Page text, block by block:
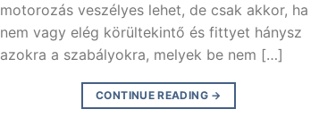
motorozás veszélyes lehet, de csak akkor, ha
nem vagy elég körültekintő és fittyet hánysz
azokra a szabályokra, melyek be nem […]
CONTINUE READING →